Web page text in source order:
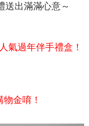
送出滿滿心意～
氣過年伴手禮盒！
金唷！